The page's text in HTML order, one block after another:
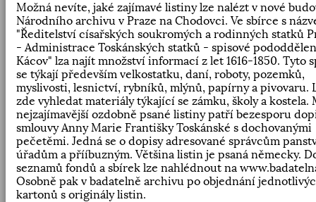
Možná nevíte, jaké zajímavé listiny lze nalézt v nové
Národního archivu v Praze na Chodovci. Ve sbírce s
"Ředitelství císařských soukromých a rodinných statků
- Administrace Toskánských statků - spisové
Kácov" lza najít množství informací z let 1616-1850. Tyto
se týkají především velkostatku, daní, roboty, pozemků,
myslivosti, lesnictví, rybníků, mlýnů, papírny a pivovaru.
zde vyhledat materiály týkající se zámku, školy a kostela.
nejzajímavější ozdobně psané listiny patří bezesporu
smlouvy Anny Marie Františky Toskánské s dochovanými
pečetěmi. Jedná se o dopisy adresované správcům
úřadům a přííbuzným. Většina listin je psaná německy.
seznamů fondů a sbírek lze nahlédnout na
Osobně pak v badatelně archivu po objednání
kartonů s originály listin.